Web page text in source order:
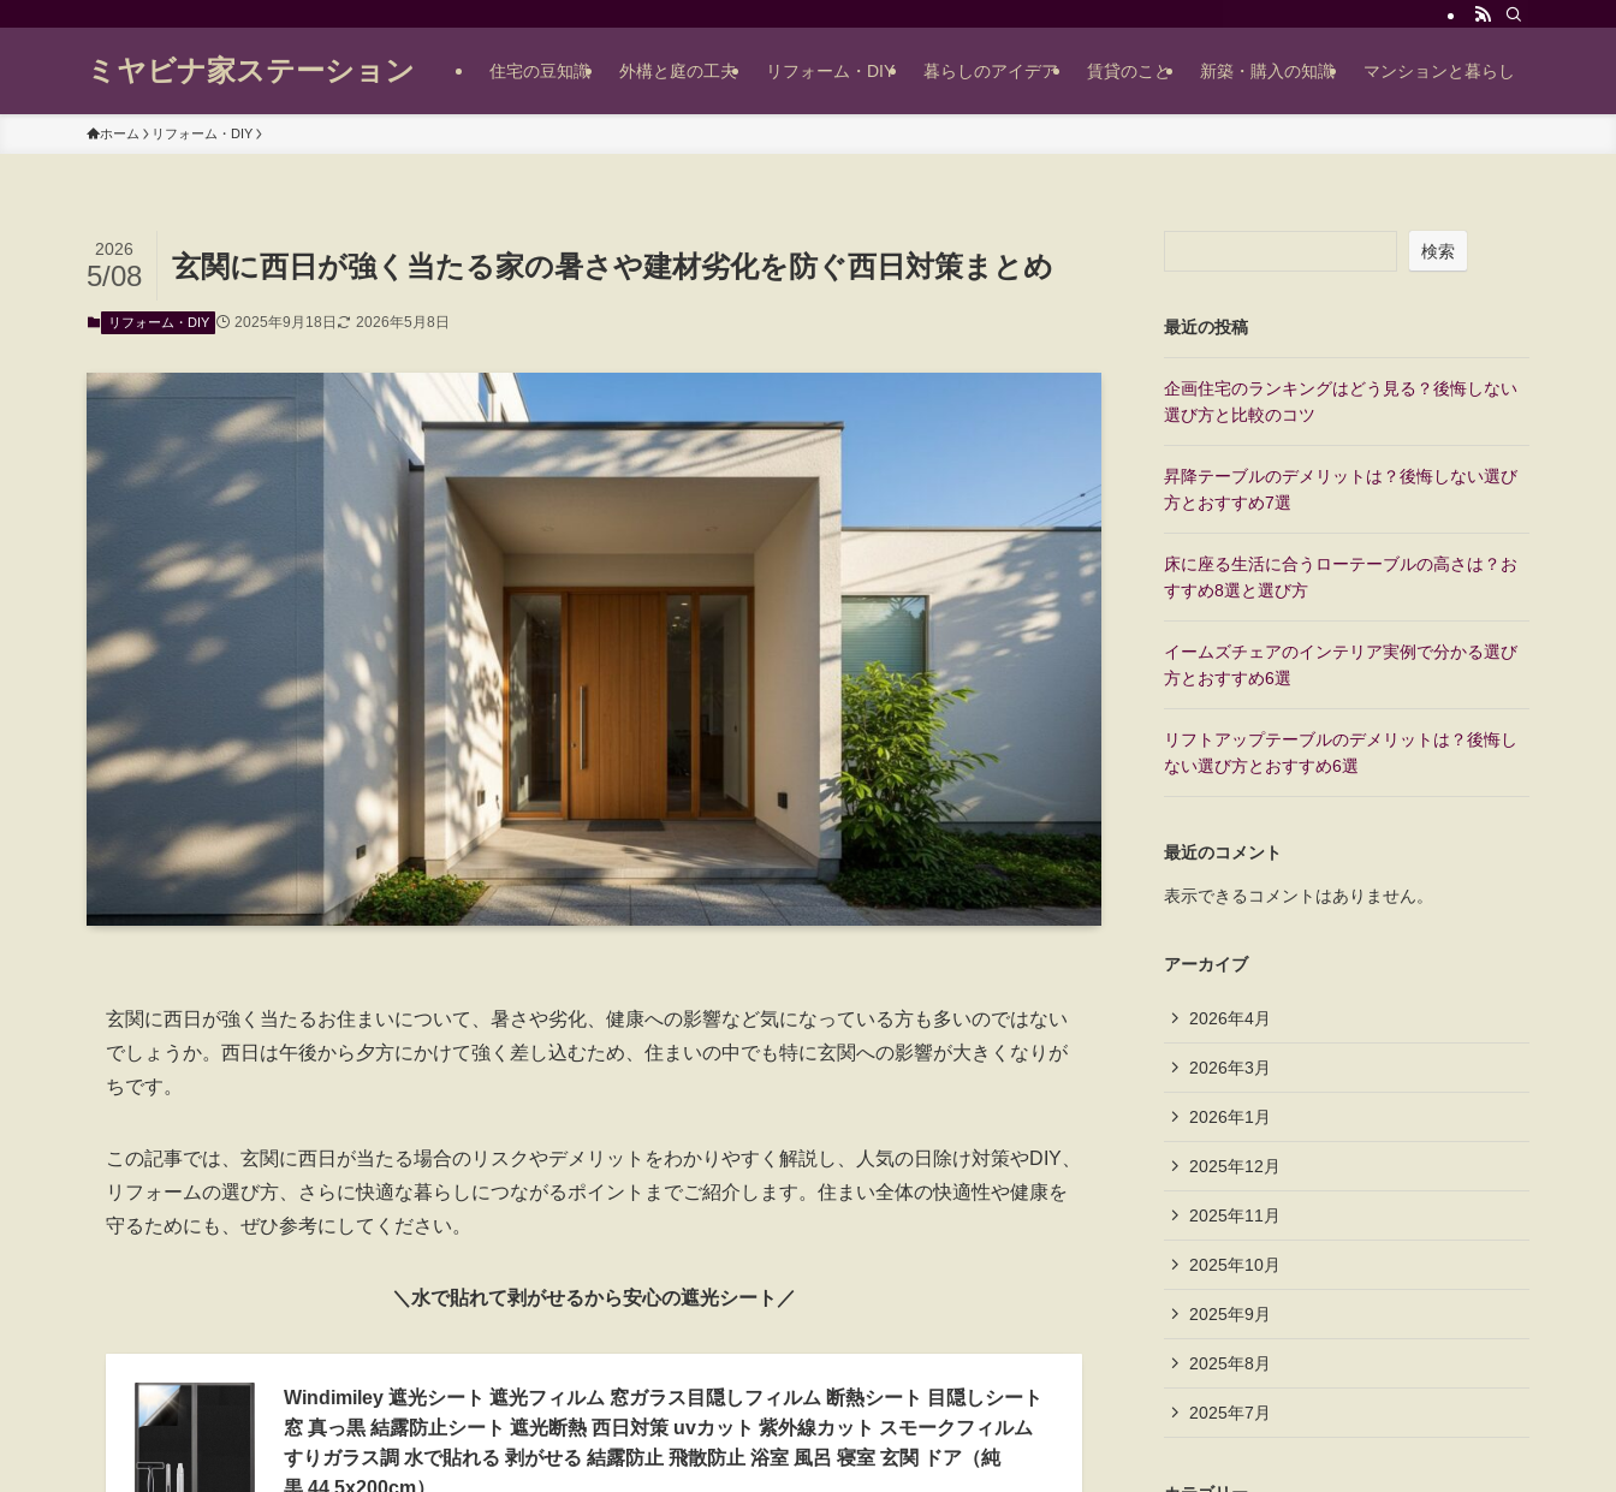
ミヤビナ家ステーション 住宅の豆知識 外構と庭の工夫 リフォーム・DIY 暮らしのアイデア 賃貸のこと 新築・購入の知識 マンションと暮らし
ホーム リフォーム・DIY
玄関に西日が強く当たる家の暑さや建材劣化を防ぐ西日対策まとめ
2026
5/08
リフォーム・DIY 2025年9月18日 2026年5月8日
玄関に西日が強く当たるお住まいについて、暑さや劣化、健康への影響など気になっている方も多いのではない
でしょうか。西日は午後から夕方にかけて強く差し込むため、住まいの中でも特に玄関への影響が大きくなりが
ちです。
この記事では、玄関に西日が当たる場合のリスクやデメリットをわかりやすく解説し、人気の日除け対策やDIY、
リフォームの選び方、さらに快適な暮らしにつながるポイントまでご紹介します。住まい全体の快適性や健康を
守るためにも、ぜひ参考にしてください。
＼水で貼れて剥がせるから安心の遮光シート／
Windimiley 遮光シート 遮光フィルム 窓ガラス目隠しフィルム 断熱シート 目隠しシート
窓 真っ黒 結露防止シート 遮光断熱 西日対策 uvカット 紫外線カット スモークフィルム
すりガラス調 水で貼れる 剥がせる 結露防止 飛散防止 浴室 風呂 寝室 玄関 ドア（純
黒,44.5x200cm）
検索
最近の投稿
企画住宅のランキングはどう見る？後悔しない
選び方と比較のコツ
昇降テーブルのデメリットは？後悔しない選び
方とおすすめ7選
床に座る生活に合うローテーブルの高さは？お
すすめ8選と選び方
イームズチェアのインテリア実例で分かる選び
方とおすすめ6選
リフトアップテーブルのデメリットは？後悔し
ない選び方とおすすめ6選
最近のコメント
表示できるコメントはありません。
アーカイブ
2026年4月
2026年3月
2026年1月
2025年12月
2025年11月
2025年10月
2025年9月
2025年8月
2025年7月